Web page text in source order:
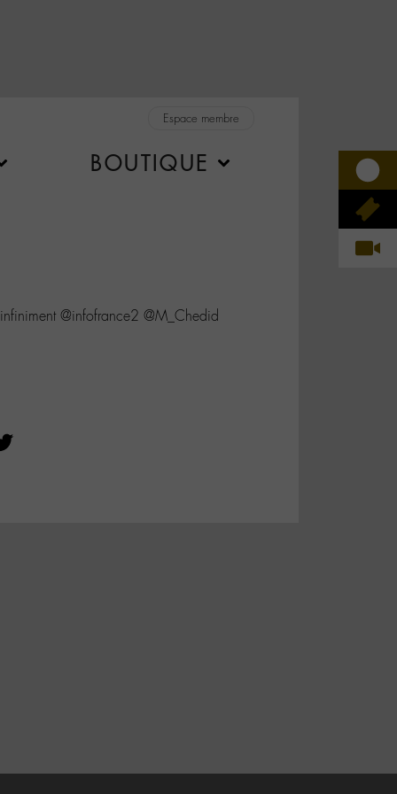
Espace membre
BOUTIQUE
@infofrance2 @M_Chedid